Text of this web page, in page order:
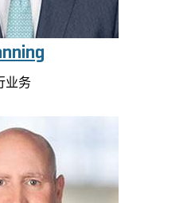
业务